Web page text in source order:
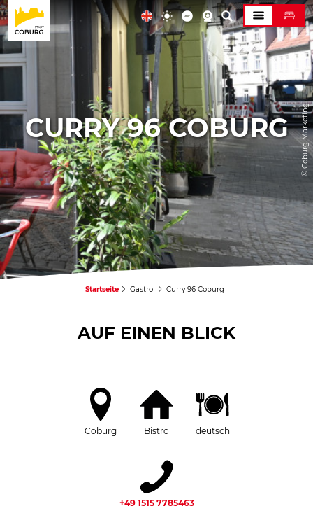
© Coburg Marketing
CURRY 96 COBURG
Startseite Gastro Curry 96 Coburg
AUF EINEN BLICK
Coburg Bistro deutsch
+49 1515 7785463